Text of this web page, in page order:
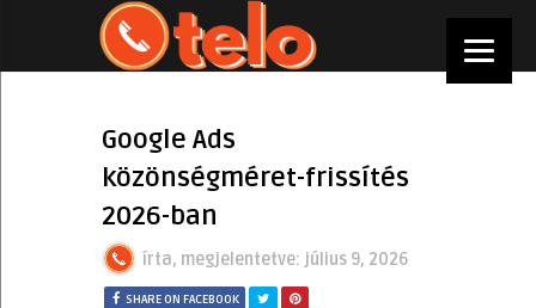
Google Ads
közönségméret-frissítés
2026-ban
írta, megjelentetve: július 9, 2026
SHARE ON FACEBOOK